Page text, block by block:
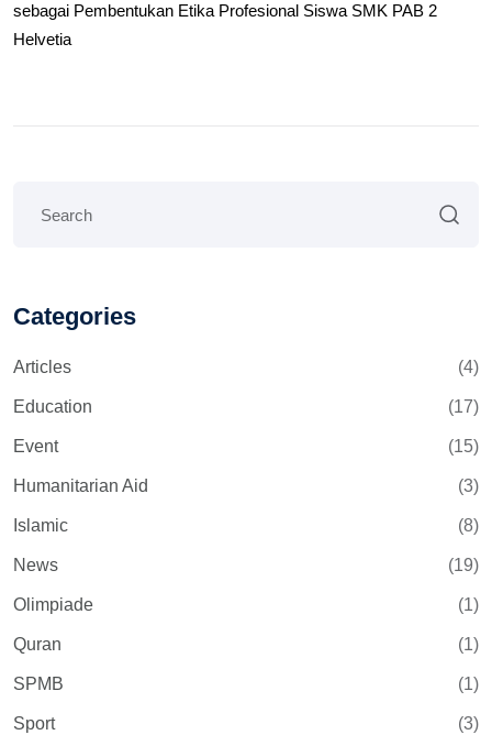
sebagai Pembentukan Etika Profesional Siswa SMK PAB 2
Helvetia
Categories
Articles (4)
Education (17)
Event (15)
Humanitarian Aid (3)
Islamic (8)
News (19)
Olimpiade (1)
Quran (1)
SPMB (1)
Sport (3)